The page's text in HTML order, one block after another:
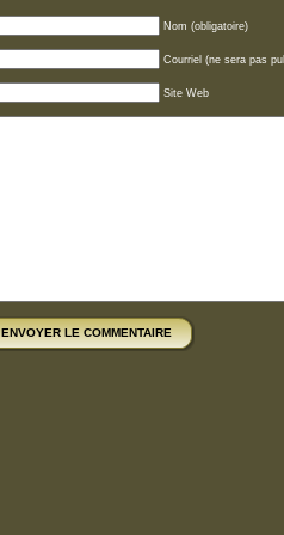
Nom (obligatoire)
Courriel (ne sera pas
Site Web
ENVOYER LE COMMENTAIRE